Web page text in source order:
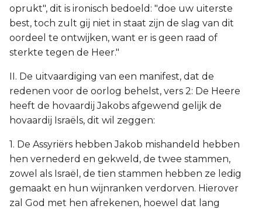
oprukt", dit is ironisch bedoeld: "doe uw uiterste
best, toch zult gij niet in staat zijn de slag van dit
oordeel te ontwijken, want er is geen raad of
sterkte tegen de Heer."
II. De uitvaardiging van een manifest, dat de
redenen voor de oorlog behelst, vers 2: De Heere
heeft de hovaardij Jakobs afgewend gelijk de
hovaardij Israëls, dit wil zeggen:
1. De Assyriërs hebben Jakob mishandeld hebben
hen vernederd en gekweld, de twee stammen,
zowel als Israël, de tien stammen hebben ze ledig
gemaakt en hun wijnranken verdorven. Hierover
zal God met hen afrekenen, hoewel dat lang